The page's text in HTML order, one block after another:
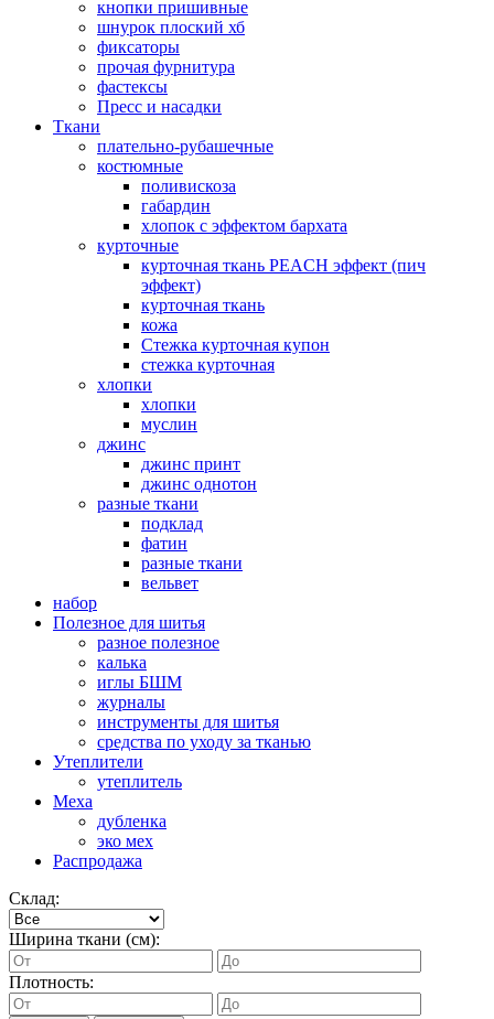
кнопки пришивные
шнурок плоский хб
фиксаторы
прочая фурнитура
фастексы
Пресс и насадки
Ткани
плательно-рубашечные
костюмные
поливискоза
габардин
хлопок с эффектом бархата
курточные
курточная ткань PEACH эффект (пич
эффект)
курточная ткань
кожа
Стежка курточная купон
стежка курточная
хлопки
хлопки
муслин
джинс
джинс принт
джинс однотон
разные ткани
подклад
фатин
разные ткани
вельвет
набор
Полезное для шитья
разное полезное
калька
иглы БШМ
журналы
инструменты для шитья
средства по уходу за тканью
Утеплители
утеплитель
Меха
дубленка
эко мех
Распродажа
Склад:
Ширина ткани (см):
Плотность: